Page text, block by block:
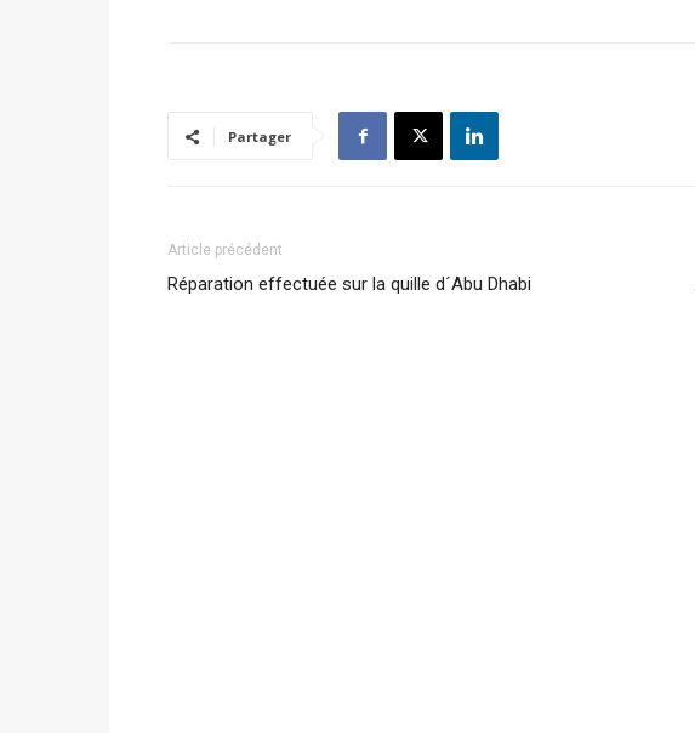
Partager
Article précédent
Réparation effectuée sur la quille d´Abu Dhabi